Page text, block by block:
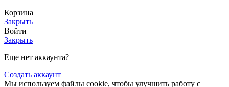
Корзина
Закрыть
Войти
Закрыть
Еще нет аккаунта?
Создать аккаунт
Мы используем файлы cookie, чтобы улучшить работу с